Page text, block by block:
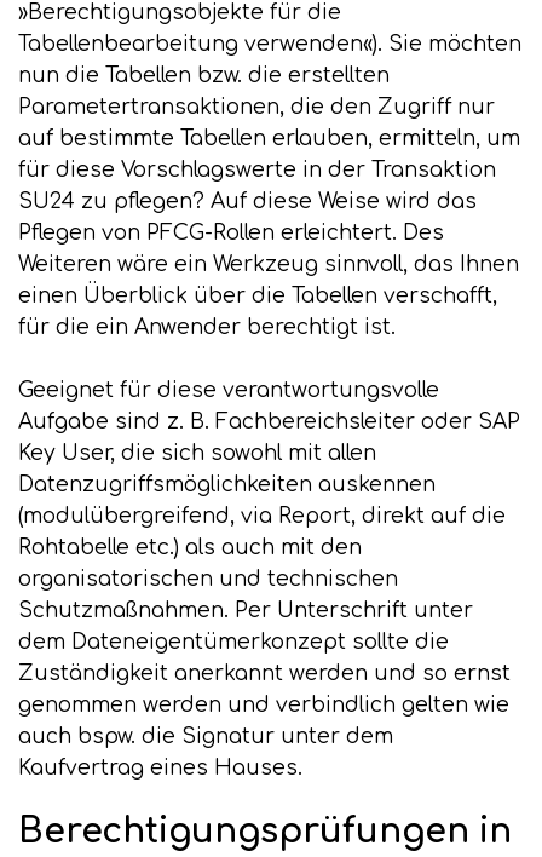
»Berechtigungsobjekte für die
Tabellenbearbeitung verwenden«). Sie möchten
nun die Tabellen bzw. die erstellten
Parametertransaktionen, die den Zugriff nur
auf bestimmte Tabellen erlauben, ermitteln, um
für diese Vorschlagswerte in der Transaktion
SU24 zu pflegen? Auf diese Weise wird das
Pflegen von PFCG-Rollen erleichtert. Des
Weiteren wäre ein Werkzeug sinnvoll, das Ihnen
einen Überblick über die Tabellen verschafft,
für die ein Anwender berechtigt ist.
Geeignet für diese verantwortungsvolle
Aufgabe sind z. B. Fachbereichsleiter oder SAP
Key User, die sich sowohl mit allen
Datenzugriffsmöglichkeiten auskennen
(modulübergreifend, via Report, direkt auf die
Rohtabelle etc.) als auch mit den
organisatorischen und technischen
Schutzmaßnahmen. Per Unterschrift unter
dem Dateneigentümerkonzept sollte die
Zuständigkeit anerkannt werden und so ernst
genommen werden und verbindlich gelten wie
auch bspw. die Signatur unter dem
Kaufvertrag eines Hauses.
Berechtigungsprüfungen in